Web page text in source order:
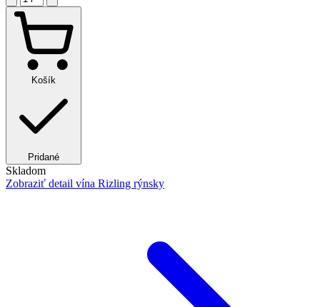
Košík
Pridané
Skladom
Zobraziť detail vína Rizling rýnsky